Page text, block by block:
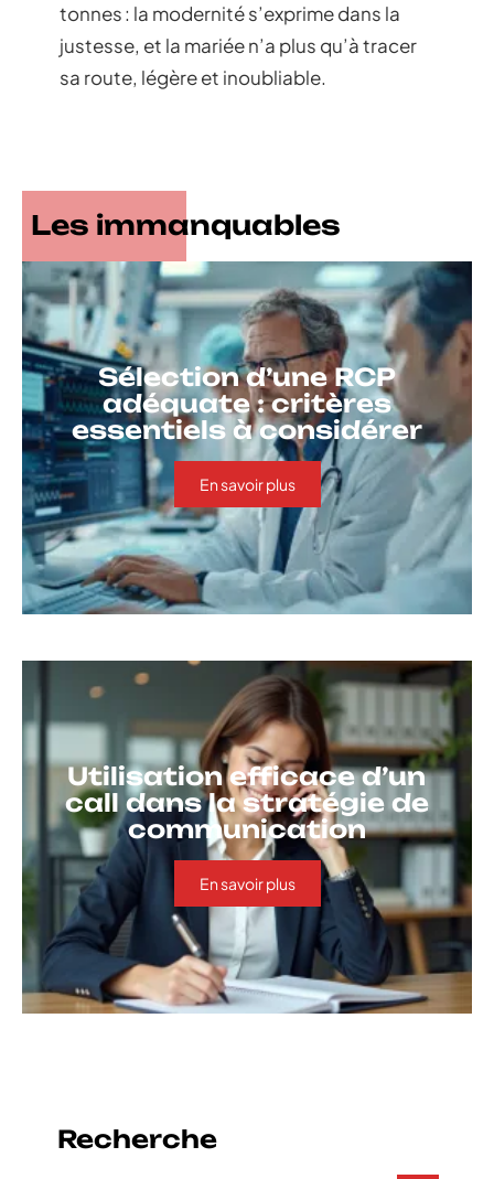
tonnes : la modernité s’exprime dans la
justesse, et la mariée n’a plus qu’à tracer
sa route, légère et inoubliable.
Les immanquables
Sélection d’une RCP
adéquate : critères
essentiels à considérer
En savoir plus
Utilisation efficace d’un
call dans la stratégie de
communication
En savoir plus
Recherche